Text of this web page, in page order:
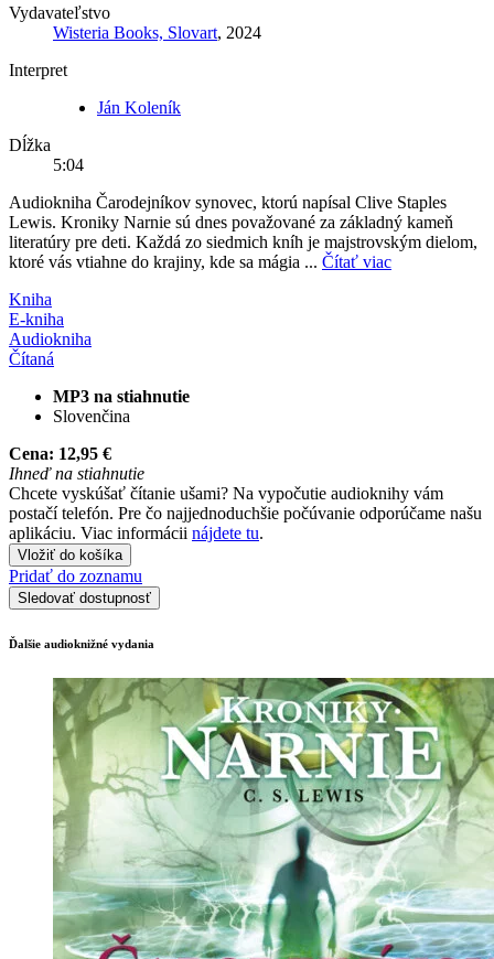
Vydavateľstvo
Wisteria Books, Slovart, 2024
Interpret
Ján Koleník
Dĺžka
5:04
Audiokniha Čarodejníkov synovec, ktorú napísal Clive Staples
Lewis. Kroniky Narnie sú dnes považované za základný kameň
literatúry pre deti. Každá zo siedmich kníh je majstrovským dielom,
ktoré vás vtiahne do krajiny, kde sa mágia ... Čítať viac
Kniha
E-kniha
Audiokniha
Čítaná
MP3 na stiahnutie
Slovenčina
Cena: 12,95 €
Ihneď na stiahnutie
Chcete vyskúšať čítanie ušami? Na vypočutie audioknihy vám
postačí telefón. Pre čo najjednoduchšie počúvanie odporúčame našu
aplikáciu. Viac informácii nájdete tu.
Vložiť do košíka
Pridať do zoznamu
Sledovať dostupnosť
Ďalšie audioknižné vydania